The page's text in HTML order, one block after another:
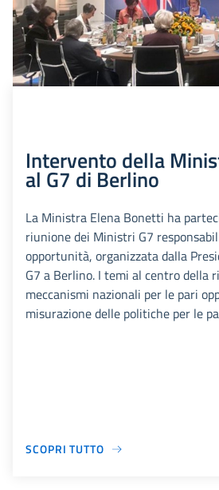
Intervento della
al G7 di Berlino
La Ministra Elena Bonetti ha
riunione dei Ministri G7
opportunità, organizzata dalla
G7 a Berlino. I temi al centro della
meccanismi nazionali per le pari
misurazione delle politiche per le
SCOPRI TUTTO